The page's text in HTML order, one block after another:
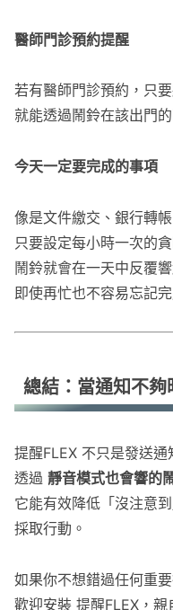
醫師門診預約提醒
若有醫師門診預約，只
就能透過鬧鈴在該出門
今天一定要完成的事項
像是文件繳交、銀行轉
只要設定每小時一次的貪
鬧鈴就會在一天中反覆
即使再忙也不容易忘記完
總結：當通知不
提醒FLEX 不只是發送通
透過 靜音模式也會響的
它能有效降低「沒注意
採取行動。
如果你不想錯過任何重要
歡迎安裝 提醒FLEX，親